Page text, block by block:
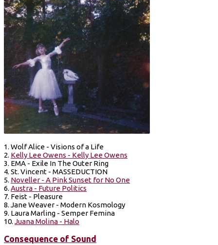
1. Wolf Alice - Visions of a Life
2. Kelly Lee Owens - Kelly Lee Owens
3. EMA - Exile In The Outer Ring
4. St. Vincent - MASSEDUCTION
5. Noveller - A Pink Sunset for No One
6. Austra - Future Politics
7. Feist - Pleasure
8. Jane Weaver - Modern Kosmology
9. Laura Marling - Semper Femina
10. Juana Molina - Halo
Consequence of Sound